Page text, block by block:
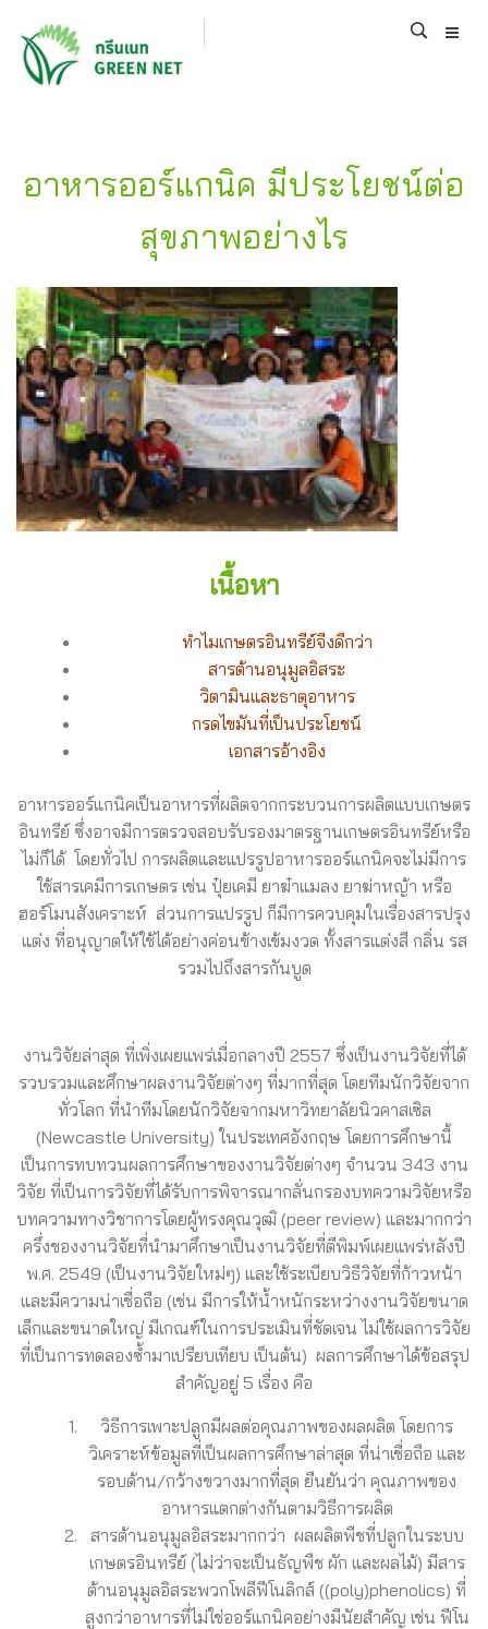
อาหารออร์แกนิค มีประโยชน์ต่อ
สุขภาพอย่างไร
เนื้อหา
ทำไมเกษตรอินทรีย์จีงดีกว่า
สารต้านอนุมูลอิสระ
วิตามินและธาตุอาหาร
กรดไขมันที่เป็นประโยชน์
เอกสารอ้างอิง
อาหารออร์แกนิคเป็นอาหารที่ผลิตจากกระบวนการผลิตแบบเกษตร
อินทรีย์ ซึ่งอาจมีการตรวจสอบรับรองมาตรฐานเกษตรอินทรีย์หรือ
ไม่ก็ได้ โดยทั่วไป การผลิตและแปรรูปอาหารออร์แกนิคจะไม่มีการ
ใช้สารเคมีการเกษตร เช่น ปุ๋ยเคมี ยาฆ๋าแมลง ยาฆ่าหญ้า หรือ
ฮอร์โมนสังเคราะห์ ส่วนการแปรรูป ก็มีการควบคุมในเรื่องสารปรุง
แต่ง ที่อนุญาตให้ใช้ได้อย่างค่อนข้างเข้มงวด ทั้งสารแต่งสี กลิ่น รส
รวมไปถึงสารกันบูด
งานวิจัยล่าสุด ที่เพิ่งเผยแพร่เมื่อกลางปี 2557 ซึ่งเป็นงานวิจัยที่ได้
รวบรวมและศึกษาผลงานวิจัยต่างๆ ที่มากที่สุด โดยทีมนักวิจัยจาก
ทั่วโลก ที่นำทีมโดยนักวิจัยจากมหาวิทยาลัยนิวคาสเซิล
(Newcastle University) ในประเทศอังกฤษ โดยการศึกษานี้
เป็นการทบทวนผลการศึกษาของงานวิจัยต่างๆ จำนวน 343 งาน
วิจัย ที่เป็นการวิจัยที่ได้รับการพิจารณากลั่นกรองบทความวิจัยหรือ
บทความทางวิชาการโดยผู้ทรงคุณวุฒิ (peer review) และมากกว่า
ครึ่งของงานวิจัยที่นำมาศึกษาเป็นงานวิจัยที่ตีพิมพ์เผยแพร่หลังปี
พ.ศ. 2549 (เป็นงานวิจัยใหม่ๆ) และใช้ระเบียบวิธีวิจัยที่ก้าวหน้า
และมีความน่าเชื่อถือ (เช่น มีการให้น้ำหนักระหว่างงานวิจัยขนาด
เล็กและขนาดใหญ่ มีเกณฑ์ในการประเมินที่ชัดเจน ไม่ใช้ผลการวิจัย
ที่เป็นการทดลองซ้ำมาเปรียบเทียบ เป็นต้น) ผลการศึกษาได้ข้อสรุป
สำคัญอยู่ 5 เรื่อง คือ
วิธีการเพาะปลูกมีผลต่อคุณภาพของผลผลิต โดยการ
วิเคราะห์ข้อมูลที่เป็นผลการศึกษาล่าสุด ที่น่าเชื่อถือ และ
รอบด้าน/กว้างขวางมากที่สุด ยืนยันว่า คุณภาพของ
อาหารแตกต่างกันตามวิธีการผลิต
สารต้านอนุมูลอิสระมากกว่า ผลผลิตพืชที่ปลูกในระบบ
เกษตรอินทรีย์ (ไม่ว่าจะเป็นธัญพืช ผัก และผลไม้) มีสาร
ต้านอนุมูลอิสระพวกโพลีฟีโนลิกส์ ((poly)phenolics) ที่
สูงกว่าอาหารที่ไม่ใช่ออร์แกนิคอย่างมีนัยสำคัญ เช่น ฟีโน